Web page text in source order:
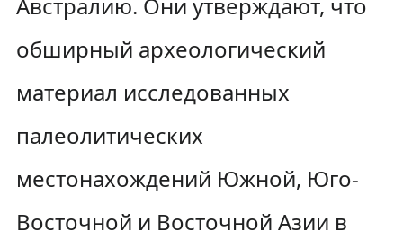
обширный археологический
материал исследованных
палеолитических
местонахождений Южной, Юго-
Восточной и Восточной Азии в